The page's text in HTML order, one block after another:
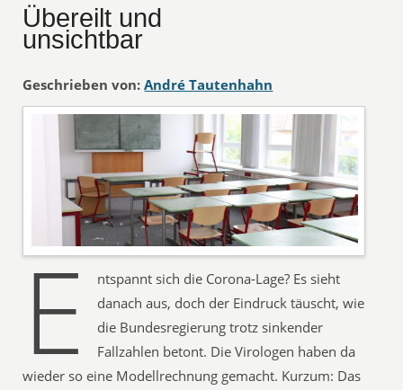
Übereilt und
unsichtbar
Geschrieben von: André Tautenhahn
E
ntspannt sich die Corona-Lage? Es sieht
danach aus, doch der Eindruck täuscht, wie
die Bundesregierung trotz sinkender
Fallzahlen betont. Die Virologen haben da
wieder so eine Modellrechnung gemacht. Kurzum: Das